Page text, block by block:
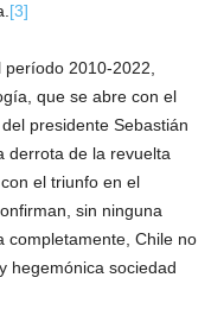
[3]
2010-2022,
que se abre con el
presidente Sebastián
derrota de la revuelta
el triunfo en el
sin ninguna
completamente, Chile no
hegemónica sociedad